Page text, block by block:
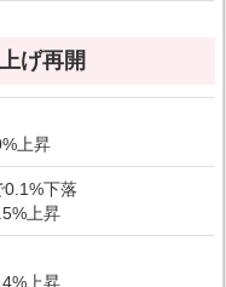
げ再開
上昇
0.1%下落
上昇
上昇